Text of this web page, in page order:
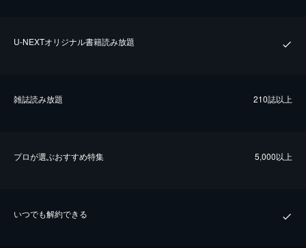
U-NEXTオリジナル書籍読み放題
雑誌読み放題 210誌以上
プロが選ぶおすすめ特集 5,000以上
いつでも解約できる